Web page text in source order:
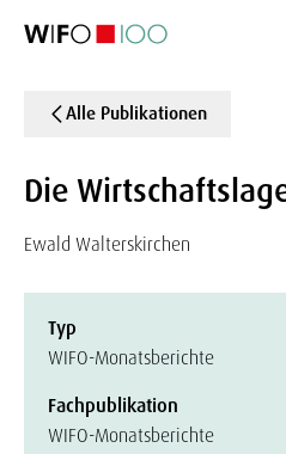
Alle Publikationen
Die
Ewald Walterskirchen
Typ
WIFO-Monatsberichte
Fachpublikation
WIFO-Monatsberichte